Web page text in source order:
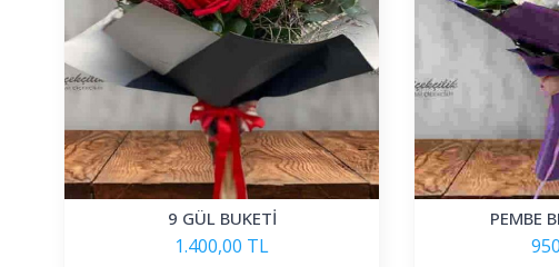
9 GÜL BUKETİ
1.400,00 TL
PEMBE